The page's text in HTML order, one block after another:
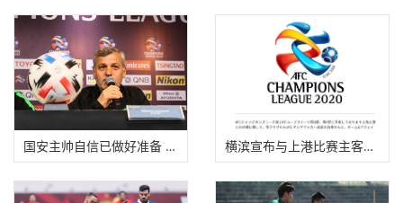
国安主帅自信已做好准备 奥古斯托期待亚冠首战 横滨宣布与上港比赛主客场对调 4月8日上港改赴